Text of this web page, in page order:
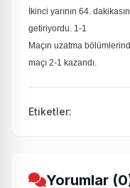
İkinci yarının 64.
getiriyordu. 1-1
Maçın uzatma
maçı 2-1 kazandı.
Etiketler:
Yorumlar